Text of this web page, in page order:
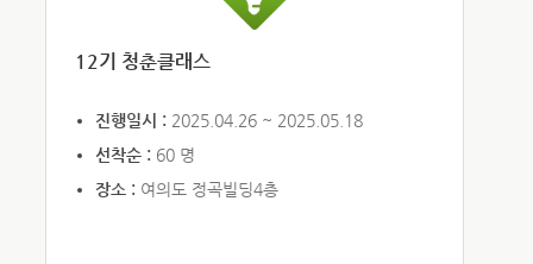
12기 청춘클래스
진행일시 : 2025.04.26 ~ 2025.05.18
선착순 : 60 명
장소 : 여의도 정곡빌딩4층